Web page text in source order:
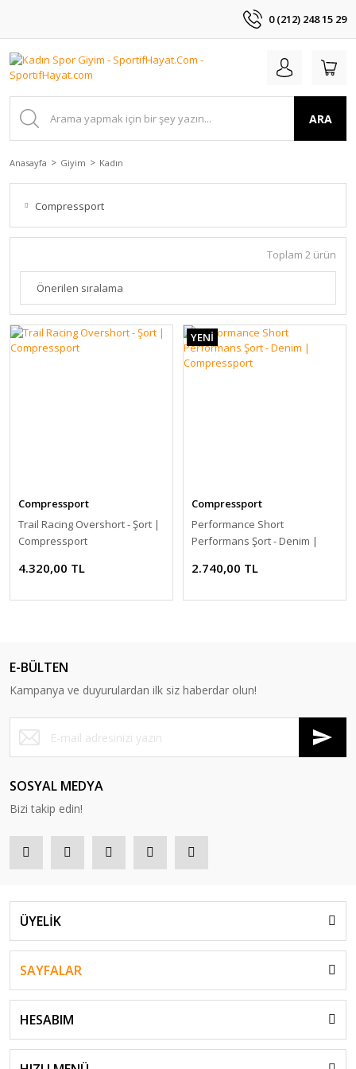
0 (212) 248 15 29
ARA
Anasayfa Giyim Kadın
Compressport
Toplam 2 ürün
Compressport
Trail Racing Overshort - Şort |
Compressport
4.320,00 TL
YENİ
Compressport
Performance Short
Performans Şort - Denim |
2.740,00 TL
E-BÜLTEN
Kampanya ve duyurulardan ilk siz haberdar olun!
SOSYAL MEDYA
Bizi takip edin!
ÜYELİK
SAYFALAR
HESABIM